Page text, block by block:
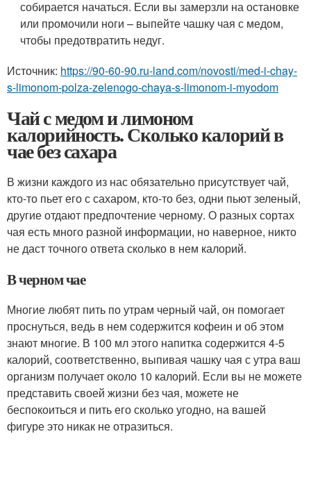
собирается начаться. Если вы замерзли на остановке
или промочили ноги – выпейте чашку чая с медом,
чтобы предотвратить недуг.
Источник: https://90-60-90.ru-land.com/novosti/med-i-chay-
s-limonom-polza-zelenogo-chaya-s-limonom-i-myodom
Чай с медом и лимоном
калорийность. Сколько калорий в
чае без сахара
В жизни каждого из нас обязательно присутствует чай,
кто-то пьет его с сахаром, кто-то без, одни пьют зеленый,
другие отдают предпочтение черному. О разных сортах
чая есть много разной информации, но наверное, никто
не даст точного ответа сколько в нем калорий.
В черном чае
Многие любят пить по утрам черный чай, он помогает
проснуться, ведь в нем содержится кофеин и об этом
знают многие. В 100 мл этого напитка содержится 4-5
калорий, соответственно, выпивая чашку чая с утра ваш
организм получает около 10 калорий. Если вы не можете
представить своей жизни без чая, можете не
беспокоиться и пить его сколько угодно, на вашей
фигуре это никак не отразиться.